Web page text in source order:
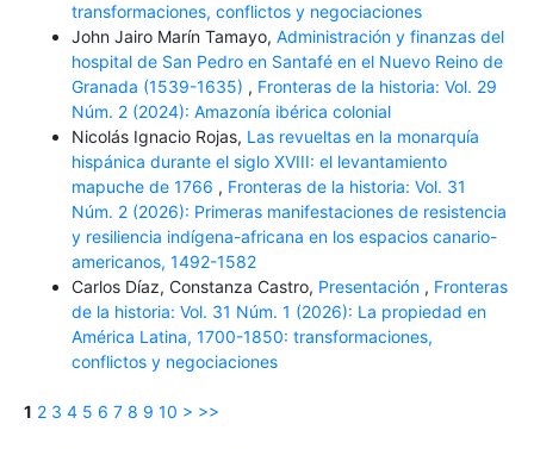
transformaciones, conflictos y negociaciones
John Jairo Marín Tamayo, Administración y finanzas del
hospital de San Pedro en Santafé en el Nuevo Reino de
Granada (1539-1635) , Fronteras de la historia: Vol. 29
Núm. 2 (2024): Amazonía ibérica colonial
Nicolás Ignacio Rojas, Las revueltas en la monarquía
hispánica durante el siglo XVIII: el levantamiento
mapuche de 1766 , Fronteras de la historia: Vol. 31
Núm. 2 (2026): Primeras manifestaciones de resistencia
y resiliencia indígena-africana en los espacios canario-
americanos, 1492-1582
Carlos Díaz, Constanza Castro, Presentación , Fronteras
de la historia: Vol. 31 Núm. 1 (2026): La propiedad en
América Latina, 1700-1850: transformaciones,
conflictos y negociaciones
1 2 3 4 5 6 7 8 9 10 > >>